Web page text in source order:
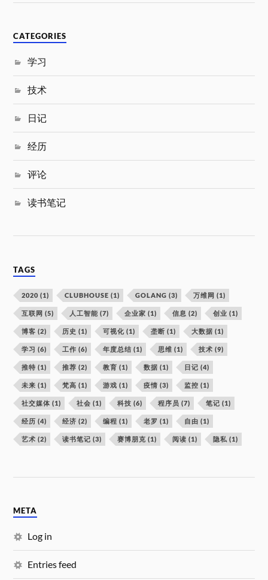
CATEGORIES
学习
技术
日记
经历
评论
读书笔记
TAGS
2020 (1) CLUBHOUSE (1) GOLANG (3) 万维网 (1)
互联网 (5) 人工智能 (7) 企业家 (1) 信息 (2) 创业 (1)
博客 (2) 历史 (1) 可视化 (1) 垄断 (1) 大数据 (1)
学习 (6) 工作 (6) 年度总结 (1) 思维 (1) 技术 (9)
推特 (1) 推荐 (2) 教育 (1) 数据 (1) 日记 (4)
未来 (1) 梵高 (1) 游戏 (1) 疫情 (3) 监控 (1)
社交媒体 (1) 社会 (1) 科技 (6) 程序员 (7) 笔记 (1)
经历 (4) 经济 (2) 编程 (1) 老罗 (1) 自由 (1)
艺术 (2) 读书笔记 (3) 赛博朋克 (1) 阅读 (1) 隐私 (1)
META
Log in
Entries feed